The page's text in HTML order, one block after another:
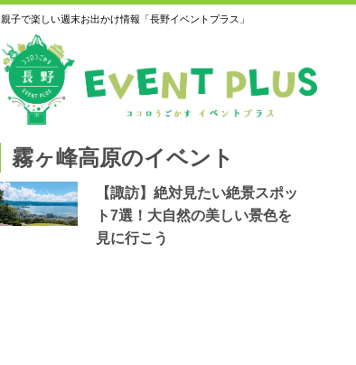
親子で楽しい週末お出かけ情報「長野イベントプラス」
霧ヶ峰高原のイベント
【諏訪】絶対見たい絶景スポッ
ト7選！大自然の美しい景色を
見に行こう